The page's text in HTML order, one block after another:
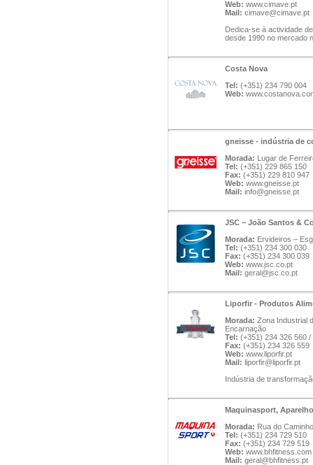
Web: www.cimave.pt
Mail: cimave@cimave.pt
Dedica-se à actividade
desde 1990 no mercado
Costa Nova
Tel: (+351) 234 790 004
Web:
gneisse - indústria de
Morada: Lugar de
Tel: (+351) 229 865 150
Fax: (+351) 229 810 947
Web: www.gneisse.pt
Mail: info@gneisse.pt
JSC – João Santos &
Morada: Ervideiros –
Tel: (+351) 234 300 030
Fax: (+351) 234 300 039
Web: www.jsc.co.pt
Mail: geral@jsc.co.pt
Liporfir - Produtos
Morada: Zona Industrial
Encarnação
Tel: (+351) 234 326 560
Fax: (+351) 234 326 559
Web: www.liporfir.pt
Mail: liporfir@liporfir.pt
Indústria de
Maquinasport,
Morada: Rua do
Tel: (+351) 234 729 510
Fax: (+351) 234 729 519
Web: www.bhfitness.com
Mail: geral@bhfitness.pt